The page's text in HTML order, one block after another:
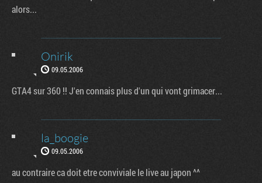
alors...
Onirik
09.05.2006
GTA4 sur 360 !! J'en connais plus d'un qui vont grimacer...
la_boogie
09.05.2006
au contraire ca doit etre conviviale le live au japon ^^